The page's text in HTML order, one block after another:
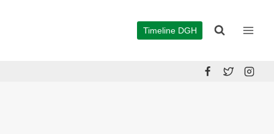
Timeline DGH